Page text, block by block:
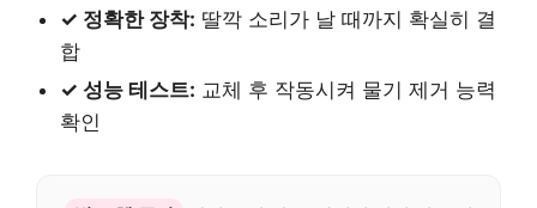
✓ 정확한 장착: 딸깍 소리가 날 때까지 확실히 결
합
✓ 성능 테스트: 교체 후 작동시켜 물기 제거 능력
확인